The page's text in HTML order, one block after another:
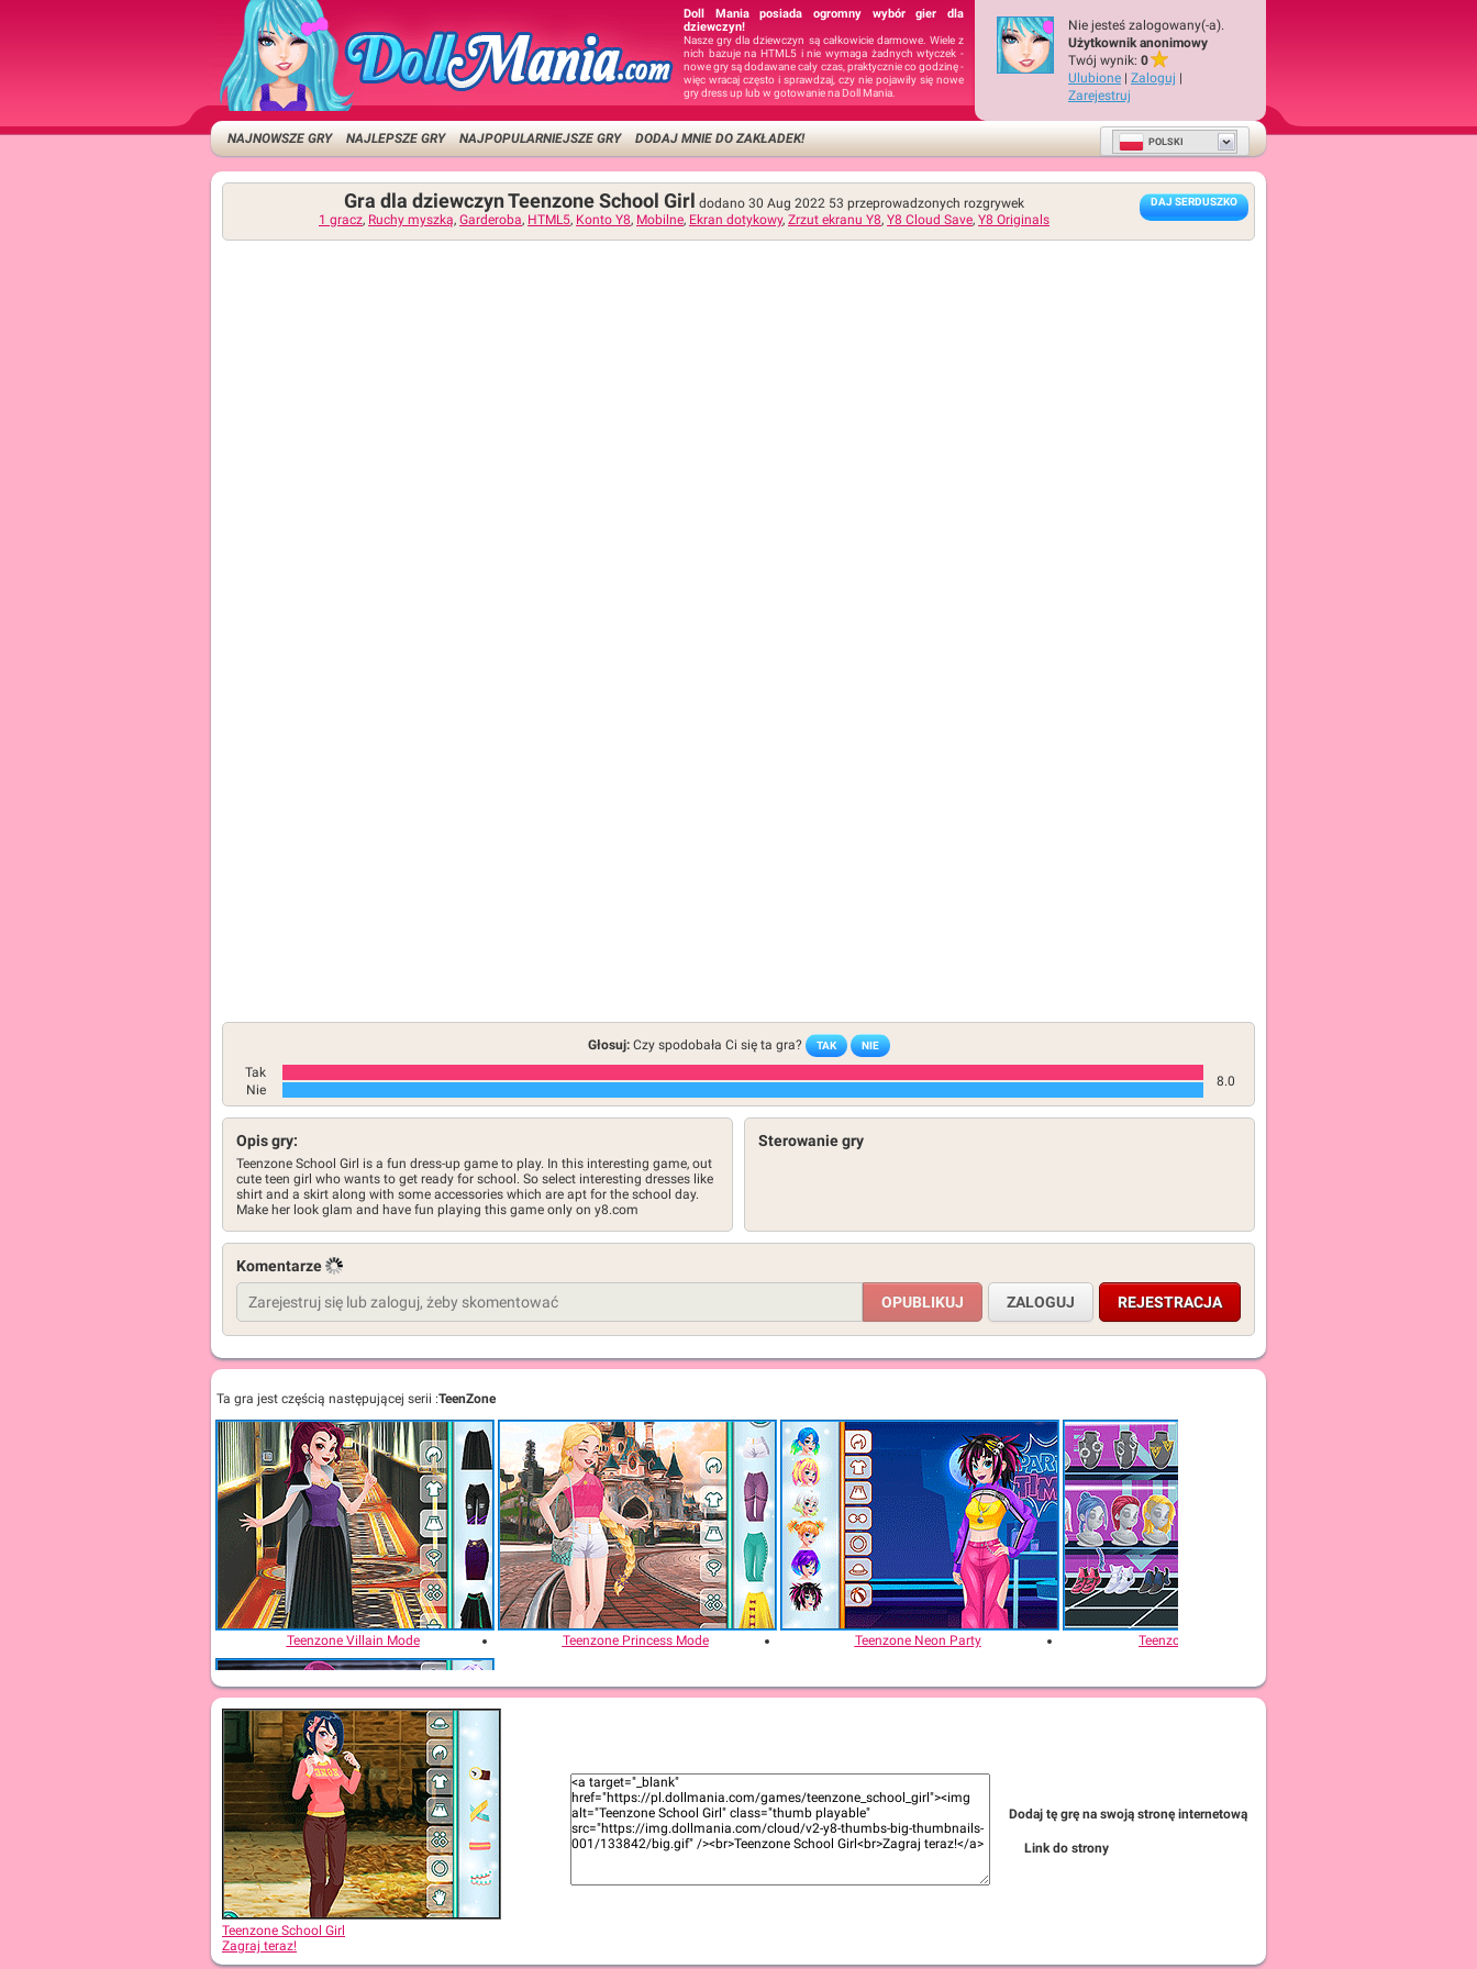
Doll Mania posiada ogromny wybór gier dla
dziewczyn!
Nasze gry dla dziewczyn są całkowicie darmowe. Wiele z
nich bazuje na HTML5 i nie wymaga żadnych wtyczek -
nowe gry są dodawane cały czas, praktycznie co godzinę -
więc wracaj często i sprawdzaj, czy nie pojawiły się nowe
gry dress up lub w gotowanie na Doll Mania.
Nie jesteś zalogowany(-a).
Użytkownik anonimowy
Twój wynik: 0
Ulubione | Zaloguj |
Zarejestruj
NAJNOWSZE GRY NAJLEPSZE GRY NAJPOPULARNIEJSZE GRY DODAJ MNIE DO ZAKŁADEK! POLSKI
DAJ SERDUSZKO
Gra dla dziewczyn Teenzone School Girl dodano 30 Aug 2022 53 przeprowadzonych rozgrywek
1 gracz, Ruchy myszką, Garderoba, HTML5, Konto Y8, Mobilne, Ekran dotykowy, Zrzut ekranu Y8, Y8 Cloud Save, Y8 Originals
Głosuj:Czy spodobała Ci się ta gra? TAK NIE
Tak
8.0
Nie
Opis gry:
Teenzone School Girl is a fun dress-up game to play. In this interesting game, out
cute teen girl who wants to get ready for school. So select interesting dresses like
shirt and a skirt along with some accessories which are apt for the school day.
Make her look glam and have fun playing this game only on y8.com
Sterowanie gry
Komentarze
ZALOGUJ REJESTRACJA
Ta gra jest częścią następującej serii :TeenZone
Teenzone Villain Mode Teenzone Princess Mode Teenzone Neon Party Teenzone Cyberpunk
Teenzone Layering
Teenzone School Girl
Zagraj teraz!
Dodaj tę grę na swoją stronę internetową
Link do strony